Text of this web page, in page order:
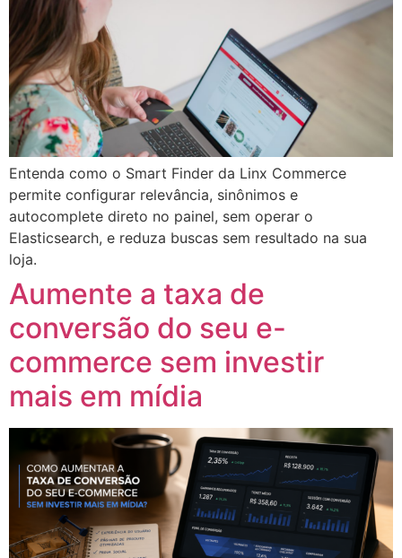
Entenda como o Smart Finder da Linx Commerce
permite configurar relevância, sinônimos e
autocomplete direto no painel, sem operar o
Elasticsearch, e reduza buscas sem resultado na sua
loja.
Aumente a taxa de
conversão do seu e-
commerce sem investir
mais em mídia